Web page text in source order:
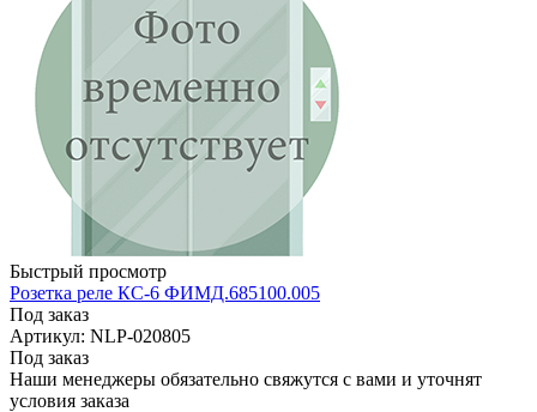
Быстрый просмотр
Розетка реле КС-6 ФИМД.685100.005
Под заказ
Артикул: NLP-020805
Под заказ
Наши менеджеры обязательно свяжутся с вами и уточнят
условия заказа